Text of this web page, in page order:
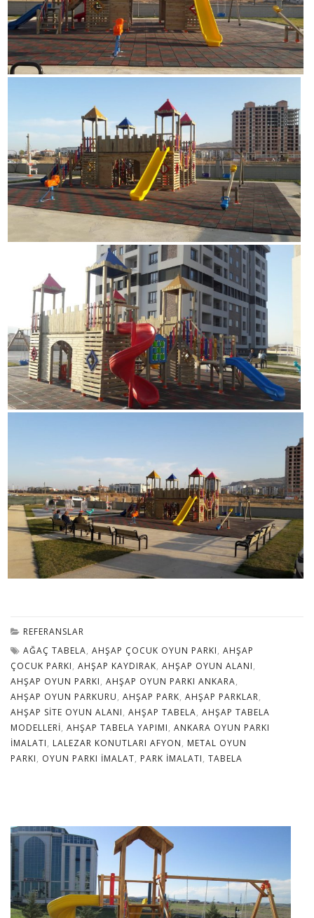
REFERANSLAR
AĞAÇ TABELA, AHŞAP ÇOCUK OYUN PARKI, AHŞAP
ÇOCUK PARKI, AHŞAP KAYDIRAK, AHŞAP OYUN ALANI,
AHŞAP OYUN PARKI, AHŞAP OYUN PARKI ANKARA,
AHŞAP OYUN PARKURU, AHŞAP PARK, AHŞAP PARKLAR,
AHŞAP SITE OYUN ALANI, AHŞAP TABELA, AHŞAP TABELA
MODELLERI, AHŞAP TABELA YAPIMI, ANKARA OYUN PARKI
IMALATI, LALEZAR KONUTLARI AFYON, METAL OYUN
PARKI, OYUN PARKI IMALAT, PARK IMALATI, TABELA